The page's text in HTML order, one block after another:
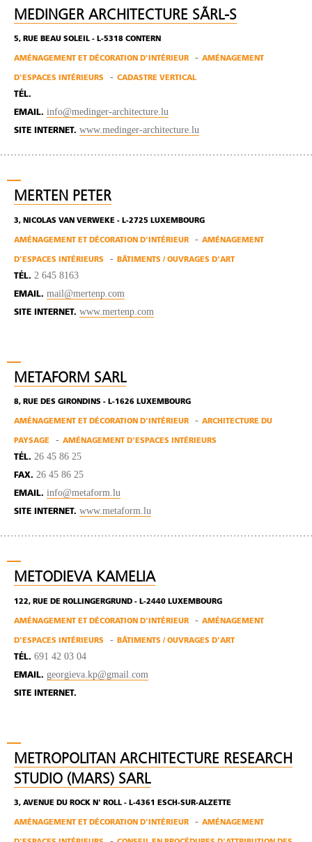
MEDINGER ARCHITECTURE SÃRL-S
5, RUE BEAU SOLEIL - L-5318 CONTERN
AMÉNAGEMENT ET DÉCORATION D'INTÉRIEUR AMÉNAGEMENT
D'ESPACES INTÉRIEURS CADASTRE VERTICAL
TÉL.
EMAIL. info@medinger-architecture.lu
SITE INTERNET. www.medinger-architecture.lu
MERTEN PETER
3, NICOLAS VAN VERWEKE - L-2725 LUXEMBOURG
AMÉNAGEMENT ET DÉCORATION D'INTÉRIEUR AMÉNAGEMENT
D'ESPACES INTÉRIEURS BÂTIMENTS / OUVRAGES D'ART
TÉL. 2 645 8163
EMAIL. mail@mertenp.com
SITE INTERNET. www.mertenp.com
METAFORM SARL
8, RUE DES GIRONDINS - L-1626 LUXEMBOURG
AMÉNAGEMENT ET DÉCORATION D'INTÉRIEUR ARCHITECTURE DU
PAYSAGE AMÉNAGEMENT D'ESPACES INTÉRIEURS
TÉL. 26 45 86 25
FAX. 26 45 86 25
EMAIL. info@metaform.lu
SITE INTERNET. www.metaform.lu
METODIEVA KAMELIA
122, RUE DE ROLLINGERGRUND - L-2440 LUXEMBOURG
AMÉNAGEMENT ET DÉCORATION D'INTÉRIEUR AMÉNAGEMENT
D'ESPACES INTÉRIEURS BÂTIMENTS / OUVRAGES D'ART
TÉL. 691 42 03 04
EMAIL. georgieva.kp@gmail.com
SITE INTERNET.
METROPOLITAN ARCHITECTURE RESEARCH
STUDIO (MARS) SARL
3, AVENUE DU ROCK N' ROLL - L-4361 ESCH-SUR-ALZETTE
AMÉNAGEMENT ET DÉCORATION D'INTÉRIEUR AMÉNAGEMENT